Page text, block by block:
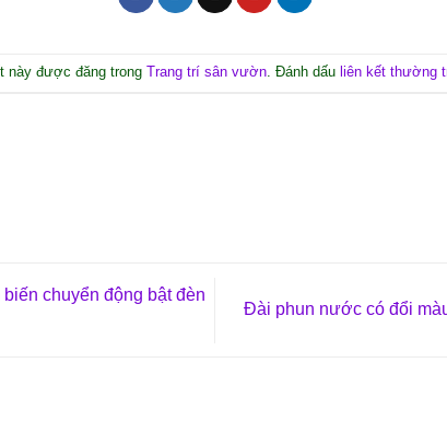
này được đăng trong Trang trí sân vườn. Đánh dấu liên kết thường
chuyển động bật đèn
Đài phun nước có đổi